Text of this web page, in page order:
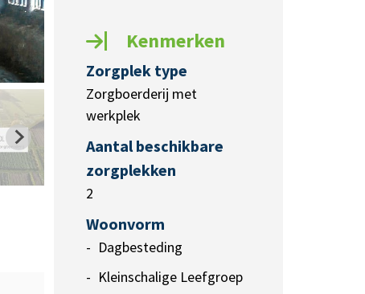
Kenmerken
Zorgplek type
Zorgboerderij met
werkplek
Aantal beschikbare
zorgplekken
2
Woonvorm
Dagbesteding
Kleinschalige Leefgroep